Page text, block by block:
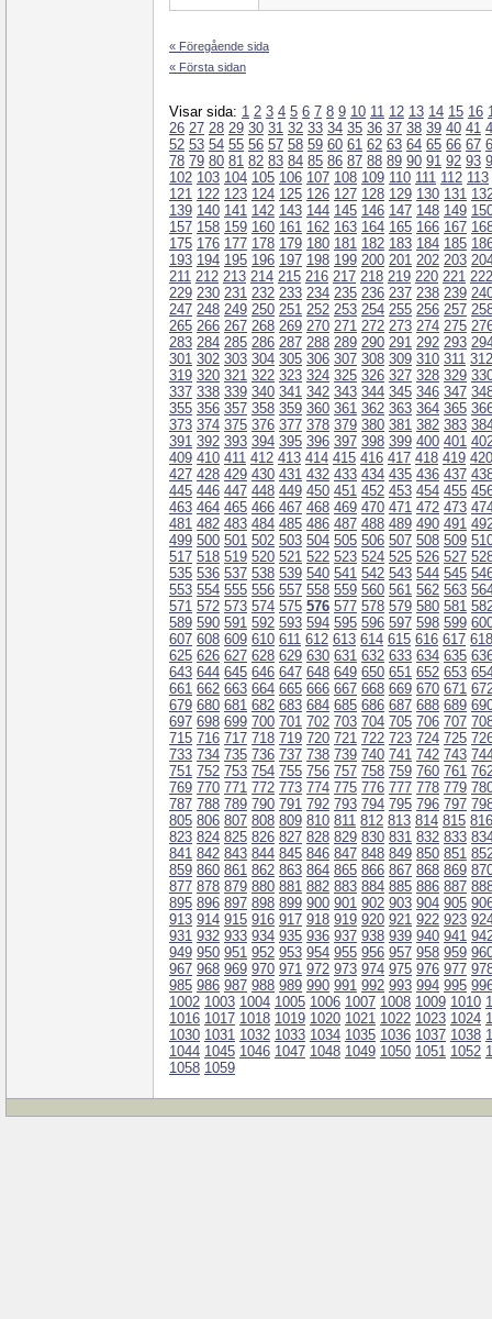
« Föregående sida
« Första sidan
Visar sida: 1 2 3 4 5 6 7 8 9 10 11 12 13 14 15 16
26 27 28 29 30 31 32 33 34 35 36 37 38 39 40 41
52 53 54 55 56 57 58 59 60 61 62 63 64 65 66 67
78 79 80 81 82 83 84 85 86 87 88 89 90 91 92 93
102 103 104 105 106 107 108 109 110 111 112 113
121 122 123 124 125 126 127 128 129 130 131
139 140 141 142 143 144 145 146 147 148 149
157 158 159 160 161 162 163 164 165 166 167
175 176 177 178 179 180 181 182 183 184 185
193 194 195 196 197 198 199 200 201 202 203
211 212 213 214 215 216 217 218 219 220 221 222
229 230 231 232 233 234 235 236 237 238 239
247 248 249 250 251 252 253 254 255 256 257
265 266 267 268 269 270 271 272 273 274 275
283 284 285 286 287 288 289 290 291 292 293
301 302 303 304 305 306 307 308 309 310 311 312
319 320 321 322 323 324 325 326 327 328 329
337 338 339 340 341 342 343 344 345 346 347
355 356 357 358 359 360 361 362 363 364 365
373 374 375 376 377 378 379 380 381 382 383
391 392 393 394 395 396 397 398 399 400 401
409 410 411 412 413 414 415 416 417 418 419 420
427 428 429 430 431 432 433 434 435 436 437
445 446 447 448 449 450 451 452 453 454 455
463 464 465 466 467 468 469 470 471 472 473
481 482 483 484 485 486 487 488 489 490 491
499 500 501 502 503 504 505 506 507 508 509
517 518 519 520 521 522 523 524 525 526 527
535 536 537 538 539 540 541 542 543 544 545
553 554 555 556 557 558 559 560 561 562 563
571 572 573 574 575 576 577 578 579 580 581
589 590 591 592 593 594 595 596 597 598 599
607 608 609 610 611 612 613 614 615 616 617 618
625 626 627 628 629 630 631 632 633 634 635
643 644 645 646 647 648 649 650 651 652 653
661 662 663 664 665 666 667 668 669 670 671
679 680 681 682 683 684 685 686 687 688 689
697 698 699 700 701 702 703 704 705 706 707
715 716 717 718 719 720 721 722 723 724 725
733 734 735 736 737 738 739 740 741 742 743
751 752 753 754 755 756 757 758 759 760 761
769 770 771 772 773 774 775 776 777 778 779
787 788 789 790 791 792 793 794 795 796 797
805 806 807 808 809 810 811 812 813 814 815 816
823 824 825 826 827 828 829 830 831 832 833
841 842 843 844 845 846 847 848 849 850 851
859 860 861 862 863 864 865 866 867 868 869
877 878 879 880 881 882 883 884 885 886 887
895 896 897 898 899 900 901 902 903 904 905
913 914 915 916 917 918 919 920 921 922 923
931 932 933 934 935 936 937 938 939 940 941
949 950 951 952 953 954 955 956 957 958 959
967 968 969 970 971 972 973 974 975 976 977
985 986 987 988 989 990 991 992 993 994 995
1002 1003 1004 1005 1006 1007 1008 1009 1010
1016 1017 1018 1019 1020 1021 1022 1023 1024
1030 1031 1032 1033 1034 1035 1036 1037 1038
1044 1045 1046 1047 1048 1049 1050 1051 1052
1058 1059